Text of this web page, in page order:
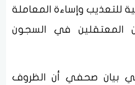
للتعذيب وإساءة المعاملة
المعتقلين في السجون
بيان صحفي أن الظروف